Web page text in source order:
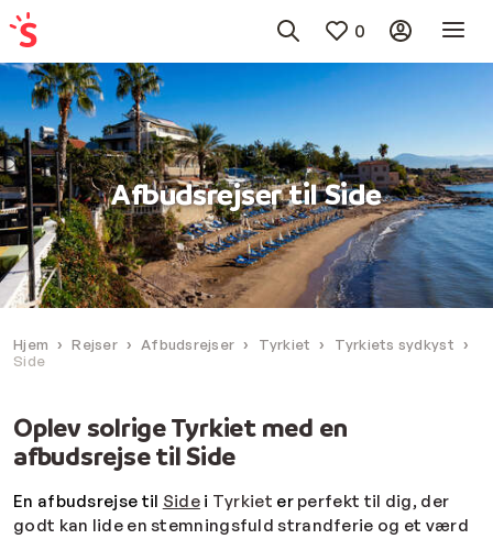
0
Afbudsrejser til Side
Hjem Rejser Afbudsrejser Tyrkiet
Tyrkiets sydkyst
Side
Oplev solrige Tyrkiet med en
afbudsrejse til Side
En afbudsrejse til Sidei Tyrkiet er perfekt til dig, der
godt kan lide en stemningsfuld strandferie og et værd